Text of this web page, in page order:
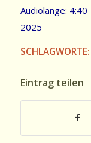
Audiolänge: 4:40
2025
SCHLAGWORTE:
Eintrag teilen